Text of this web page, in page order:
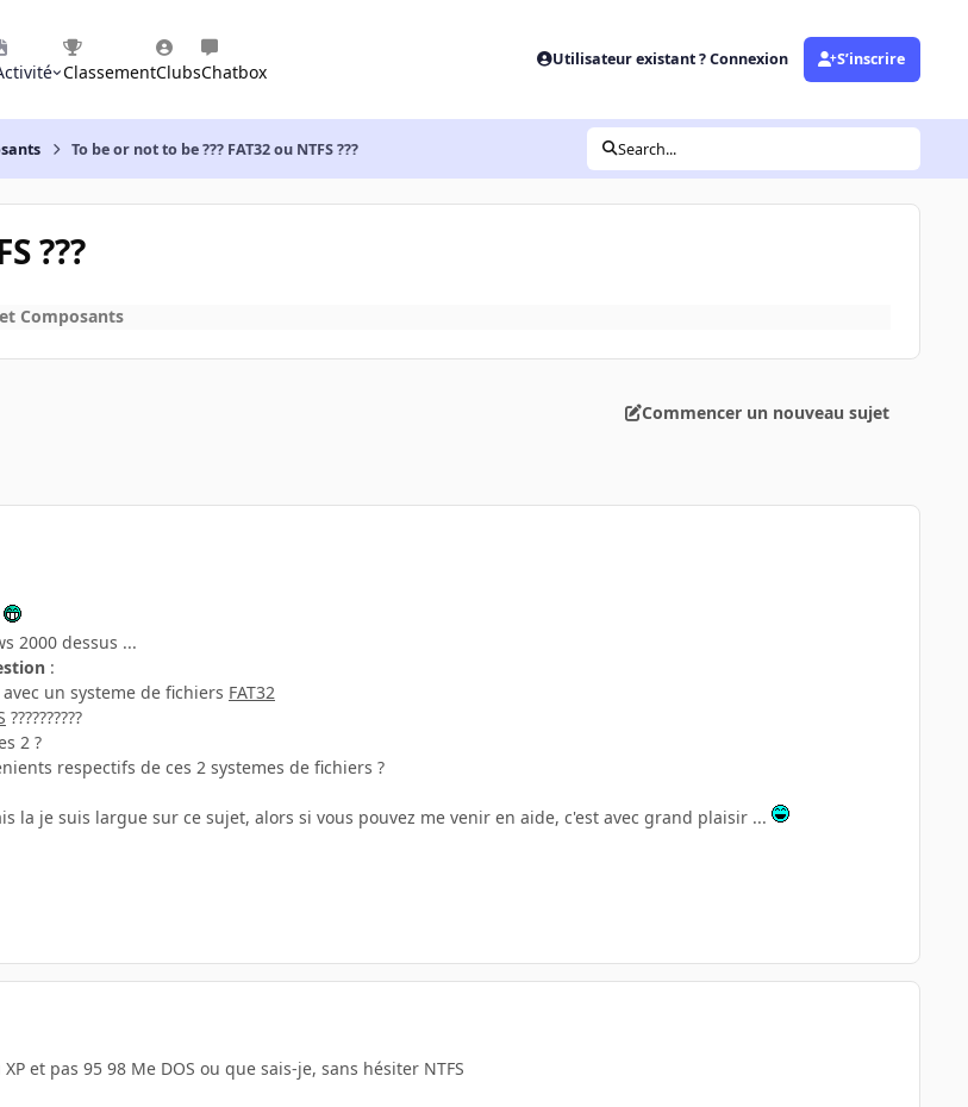
ClassementClubsChatbox
Utilisateur existant ? Connexion S’inscrire
To be or not to be ??? FAT32 ou NTFS ??? Search...
???
Composants
Commencer un nouveau sujet
2000 dessus ...
:
un systeme de fichiers FAT32
??????????
2 ?
respectifs de ces 2 systemes de fichiers ?
la je suis largue sur ce sujet, alors si vous pouvez me venir en aide, c'est avec grand plaisir ...
et pas 95 98 Me DOS ou que sais-je, sans hésiter NTFS